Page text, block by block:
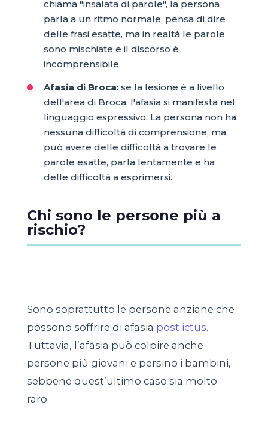
chiama "insalata di parole", la persona
parla a un ritmo normale, pensa di dire
delle frasi esatte, ma in realtà le parole
sono mischiate e il discorso é
incomprensibile.
Afasia di Broca: se la lesione é a livello
dell'area di Broca, l'afasia si manifesta nel
linguaggio espressivo. La persona non ha
nessuna difficoltà di comprensione, ma
può avere delle difficoltà a trovare le
parole esatte, parla lentamente e ha
delle difficoltà a esprimersi.
Chi sono le persone più a
rischio?
Sono soprattutto le persone anziane che
possono soffrire di afasia post ictus.
Tuttavia, l’afasia può colpire anche
persone più giovani e persino i bambini,
sebbene quest’ultimo caso sia molto
raro.